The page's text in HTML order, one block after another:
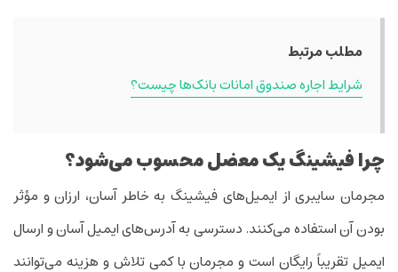
مطلب مرتبط
شرایط اجاره صندوق امانات بانک‌ها چیست؟
چرا فیشینگ یک معضل محسوب می‌شود؟
مجرمان سایبری از‌ ایمیل‌های فیشینگ به خاطر آسان، ارزان و مؤثر
بودن آن استفاده می‌کنند. دسترسی به آدرس‌های ‌ایمیل آسان و ارسال
‌ایمیل تقریباً رایگان است و مجرمان با کمی تلاش و هزینه می‌توانند